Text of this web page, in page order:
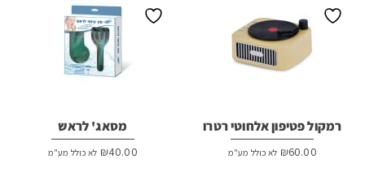
רמקול פטיפון אלחוטי רטרו
₪60.00 לא כולל מע"מ
מסאג' לראש
₪40.00 לא כולל מע"מ